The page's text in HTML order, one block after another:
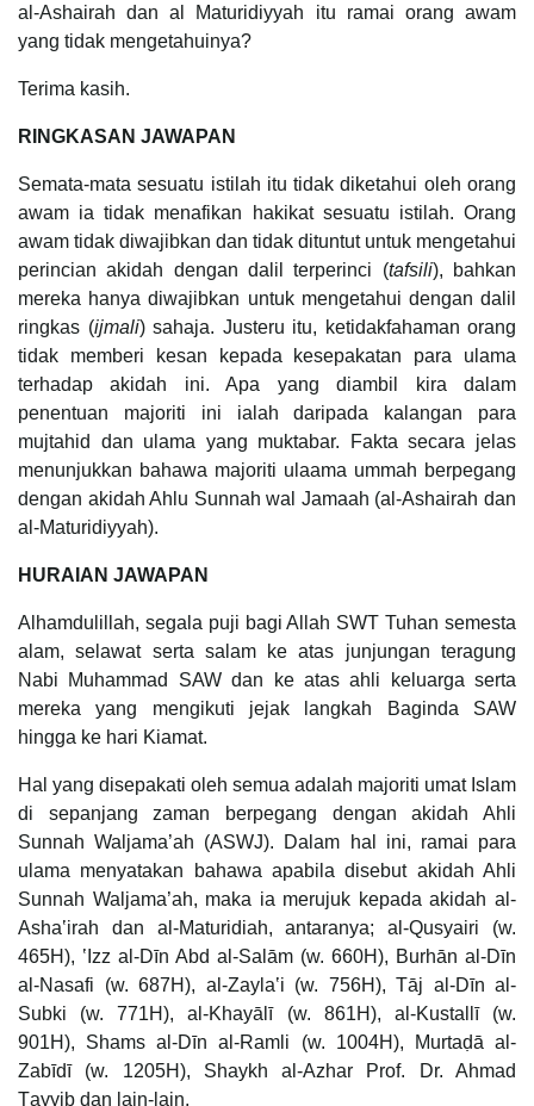
al-Ashairah dan al Maturidiyyah itu ramai orang awam
yang tidak mengetahuinya?
Terima kasih.
RINGKASAN JAWAPAN
Semata-mata sesuatu istilah itu tidak diketahui oleh orang
awam ia tidak menafikan hakikat sesuatu istilah. Orang
awam tidak diwajibkan dan tidak dituntut untuk mengetahui
perincian akidah dengan dalil terperinci (tafsili), bahkan
mereka hanya diwajibkan untuk mengetahui dengan dalil
ringkas (ijmali) sahaja. Justeru itu, ketidakfahaman orang
tidak memberi kesan kepada kesepakatan para ulama
terhadap akidah ini. Apa yang diambil kira dalam
penentuan majoriti ini ialah daripada kalangan para
mujtahid dan ulama yang muktabar. Fakta secara jelas
menunjukkan bahawa majoriti ulaama ummah berpegang
dengan akidah Ahlu Sunnah wal Jamaah (al-Ashairah dan
al-Maturidiyyah).
HURAIAN JAWAPAN
Alhamdulillah, segala puji bagi Allah SWT Tuhan semesta
alam, selawat serta salam ke atas junjungan teragung
Nabi Muhammad SAW dan ke atas ahli keluarga serta
mereka yang mengikuti jejak langkah Baginda SAW
hingga ke hari Kiamat.
Hal yang disepakati oleh semua adalah majoriti umat Islam
di sepanjang zaman berpegang dengan akidah Ahli
Sunnah Waljama’ah (ASWJ). Dalam hal ini, ramai para
ulama menyatakan bahawa apabila disebut akidah Ahli
Sunnah Waljama’ah, maka ia merujuk kepada akidah al-
Ashaʽirah dan al-Maturidiah, antaranya; al-Qusyairi (w.
465H), ʽIzz al-Dīn Abd al-Salām (w. 660H), Burhān al-Dīn
al-Nasafi (w. 687H), al-Zaylaʽi (w. 756H), Tāj al-Dīn al-
Subki (w. 771H), al-Khayālī (w. 861H), al-Kustallī (w.
901H), Shams al-Dīn al-Ramli (w. 1004H), Murtaḍā al-
Zabīdī (w. 1205H), Shaykh al-Azhar Prof. Dr. Ahmad
Ṭayyib dan lain-lain.